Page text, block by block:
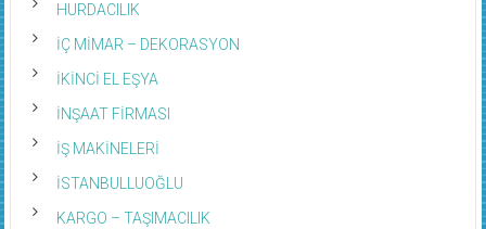
HURDACILIK
İÇ MİMAR – DEKORASYON
İKİNCİ EL EŞYA
İNŞAAT FİRMASI
İŞ MAKİNELERİ
İSTANBULLUOĞLU
KARGO – TAŞIMACILIK